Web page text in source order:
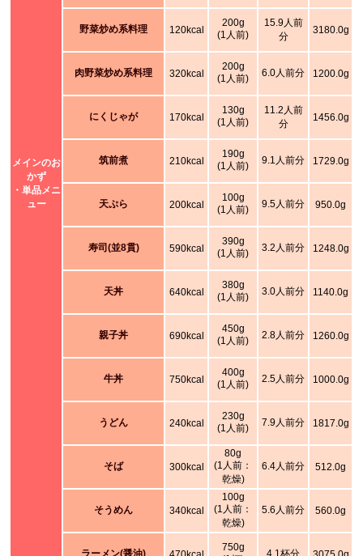
メインのお
かず
・単品メニ
ュー
野菜炒め系料理 120kcal
200g
(1人前)
15.9人前
分
3180.0g
肉野菜炒め系料理 320kcal
200g
(1人前)
6.0人前分 1200.0g
にくじゃが 170kcal
130g
(1人前)
11.2人前
分
1456.0g
筑前煮 210kcal
190g
(1人前)
9.1人前分 1729.0g
天ぷら 200kcal
100g
(1人前)
9.5人前分 950.0g
寿司(並8貫) 590kcal
390g
(1人前)
3.2人前分 1248.0g
天丼 640kcal
380g
(1人前)
3.0人前分 1140.0g
親子丼 690kcal
450g
(1人前)
2.8人前分 1260.0g
牛丼 750kcal
400g
(1人前)
2.5人前分 1000.0g
うどん 240kcal
230g
(1人前)
7.9人前分 1817.0g
そば 300kcal
80g
(1人前：
乾燥)
6.4人前分 512.0g
そうめん 340kcal
100g
(1人前：
乾燥)
5.6人前分 560.0g
ラーメン(醤油)
750g
4.1杯分